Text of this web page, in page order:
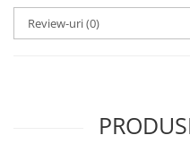
Review-uri(0)